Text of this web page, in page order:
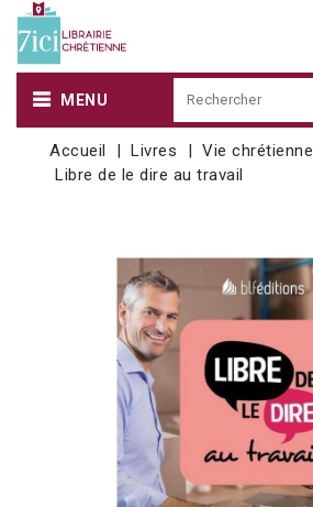
MENU
Accueil Livres Vie chrétienne
Libre de le dire au travail